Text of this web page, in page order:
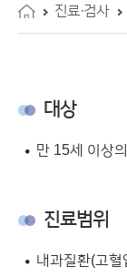
진료·검사
대상
만 15세 이상
진료범위
내과질환(고